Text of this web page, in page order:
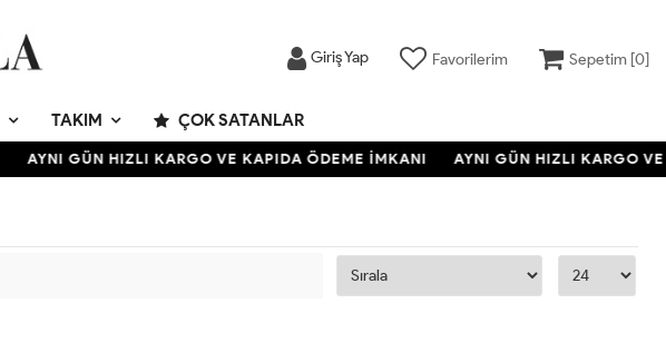
Giriş Yap Favorilerim Sepetim [0]
TAKIM ÇOK SATANLAR
AYNI GÜN HIZLI KARGO VE KAPIDA ÖDEME İMKANI AYNI GÜN HIZLI KARGO